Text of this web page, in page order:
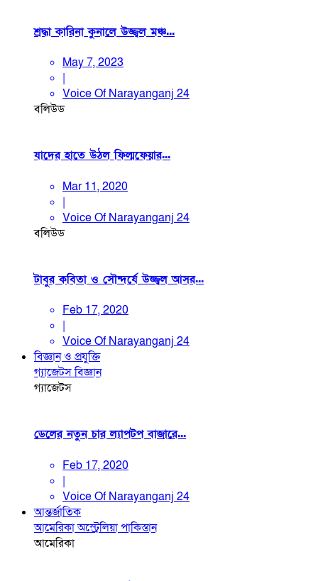
শ্রদ্ধা কারিনা কুনালে উজ্জ্বল মঞ্চ...
May 7, 2023
|
Voice Of Narayanganj 24
বলিউড
যাদের হাতে উঠল ফিল্মফেয়ার...
Mar 11, 2020
|
Voice Of Narayanganj 24
বলিউড
টাবুর কবিতা ও সৌন্দর্যে উজ্জ্বল আসর...
Feb 17, 2020
|
Voice Of Narayanganj 24
বিজ্ঞান ও প্রযুক্তি
গ্যাজেটসবিজ্ঞান
গ্যাজেটস
ডেলের নতুন চার ল্যাপটপ বাজারে...
Feb 17, 2020
|
Voice Of Narayanganj 24
আন্তর্জাতিক
আমেরিকাঅস্ট্রেলিয়াপাকিস্তান
আমেরিকা